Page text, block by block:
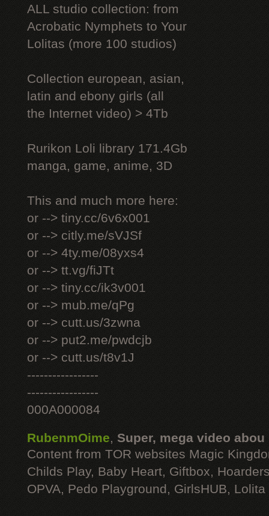
ALL studio collection: from
Acrobatic Nymрhеts to Your
Lоlitаs (more 100 studios)
Collection european, asian,
latin and ebony girls (all
the Internet video) > 4Tb
Rurikon Lоli library 171.4Gb
manga, game, anime, 3D
This and much more here:
or --> tiny.cc/6v6x001
or --> citly.me/sVJSf
or --> 4ty.me/08yxs4
or --> tt.vg/fiJTt
or --> tiny.cc/ik3v001
or --> mub.me/qPg
or --> cutt.us/3zwna
or --> put2.me/pwdcjb
or --> cutt.us/t8v1J
-----------------
-----------------
000A000084
RubenmOime, Super, mega video abou
Content from TOR websites Magic
Childs Play, Baby Heart, Giftbox,
OPVA, Pedo Playground, GirlsHUB, Lolita